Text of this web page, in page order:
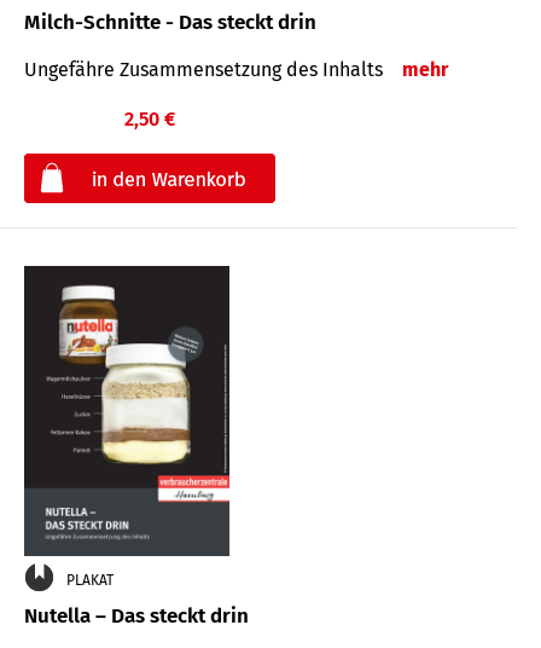
Milch-Schnitte - Das steckt drin
Ungefähre Zu­sammen­setzung des Inhalts mehr
2,50 €
PLAKAT
Nutella – Das steckt drin